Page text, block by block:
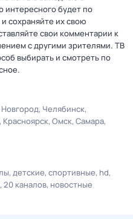
интересного будет по
сохраняйте их свою
свои комментарии к
с другими зрителями. ТВ
выбирать и смотреть по
Челябинск
Красноярск Омск Самара
детские спортивные hd
20 каналов новостные